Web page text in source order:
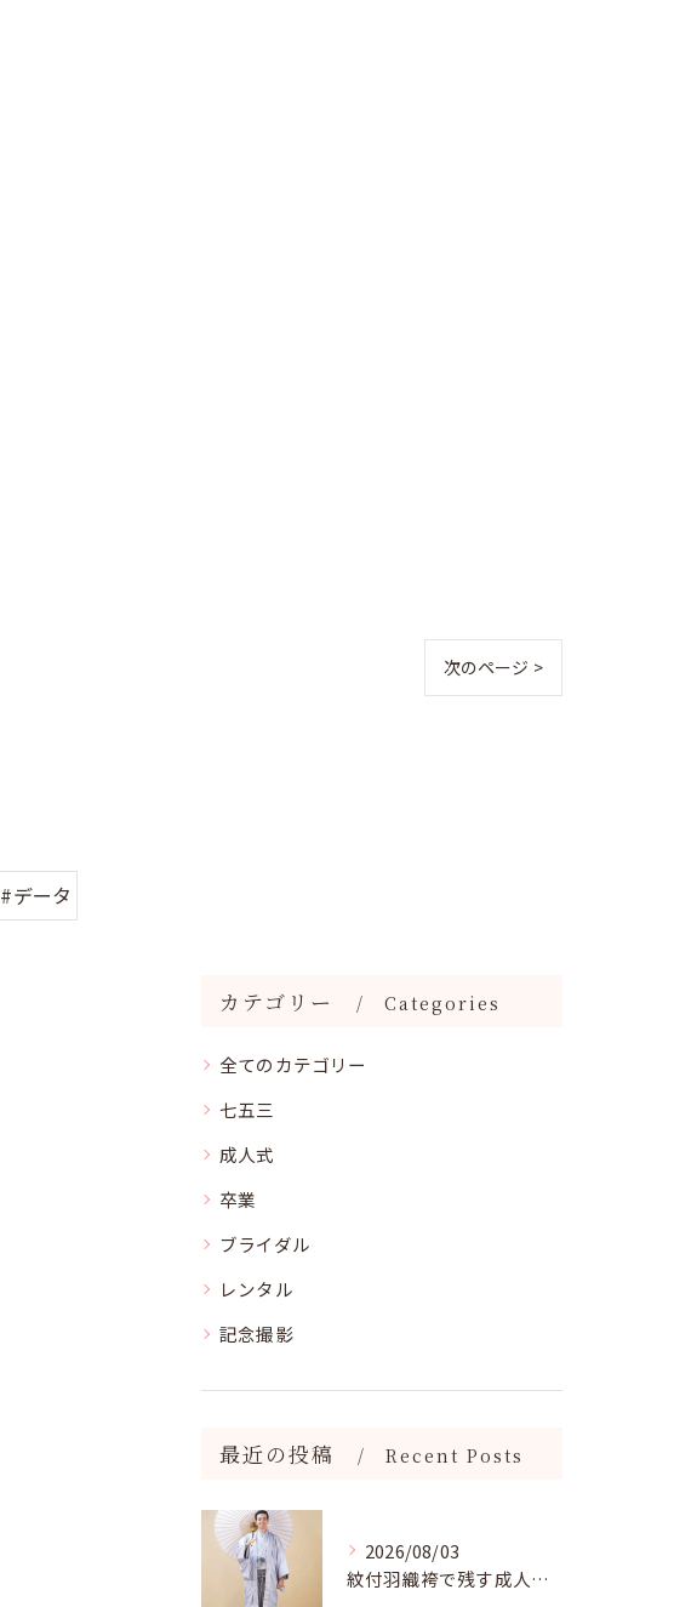
次のページ >
#データ
カテゴリー Categories
全てのカテゴリー
七五三
成人式
卒業
ブライダル
レンタル
記念撮影
最近の投稿 Recent Posts
2026/08/03
紋付羽織袴で残す成人記念写真